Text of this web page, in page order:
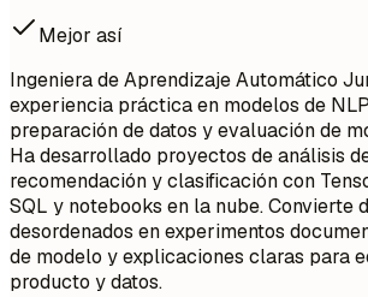
Mejor así
Ingeniera de Aprendizaje Automático
experiencia práctica en modelos de
preparación de datos y evaluación de
Ha desarrollado proyectos de análisis
recomendación y clasificación con
SQL y notebooks en la nube. Convierte
desordenados en experimentos
de modelo y explicaciones claras para
producto y datos.